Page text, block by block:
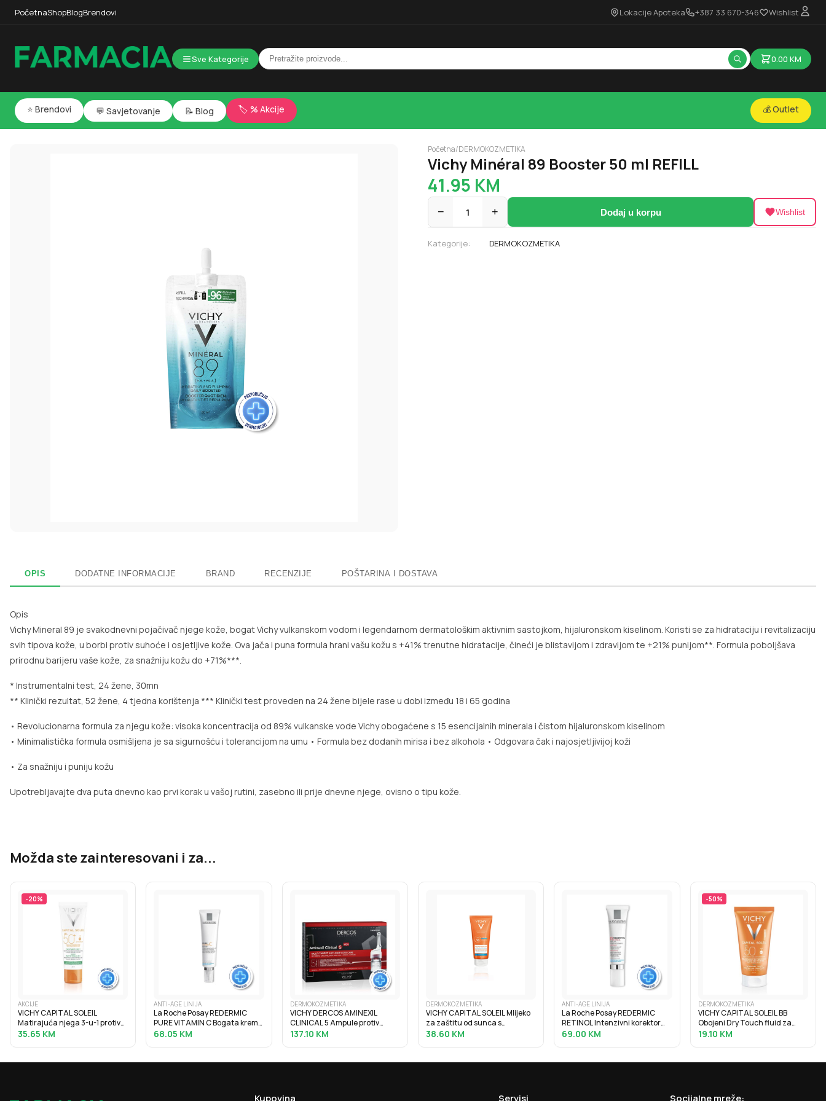
PočetnaShopBlogBrendovi Lokacije Apoteka +387 33 670-346 Wishlist
Sve Kategorije 0.00 KM
⭐ Brendovi 💬 Savjetovanje 📝 Blog 🏷️ % Akcije 💰 Outlet
Početna/DERMOKOZMETIKA
Vichy Minéral 89 Booster 50 ml REFILL
41.95 KM
− 1 + Dodaj u korpu Wishlist
Kategorije: DERMOKOZMETIKA
OPIS DODATNE INFORMACIJE BRAND RECENZIJE POŠTARINA I DOSTAVA
Opis
Vichy Mineral 89 je svakodnevni pojačivač njege kože, bogat Vichy vulkanskom vodom i legendarnom dermatološkim aktivnim sastojkom, hijaluronskom kiselinom. Koristi se za hidrataciju i revitalizaciju
svih tipova kože, u borbi protiv suhoće i osjetljive kože. Ova jača i puna formula hrani vašu kožu s +41% trenutne hidratacije, čineći je blistavijom i zdravijom te +21% punijom**. Formula poboljšava
prirodnu barijeru vaše kože, za snažniju kožu do +71%***.
* Instrumentalni test, 24 žene, 30mn
** Klinički rezultat, 52 žene, 4 tjedna korištenja *** Klinički test proveden na 24 žene bijele rase u dobi između 18 i 65 godina
• Revolucionarna formula za njegu kože: visoka koncentracija od 89% vulkanske vode Vichy obogaćene s 15 esencijalnih minerala i čistom hijaluronskom kiselinom
• Minimalistička formula osmišljena je sa sigurnošću i tolerancijom na umu • Formula bez dodanih mirisa i bez alkohola • Odgovara čak i najosjetljivijoj koži
• Za snažniju i puniju kožu
Upotrebljavajte dva puta dnevno kao prvi korak u vašoj rutini, zasebno ili prije dnevne njege, ovisno o tipu kože.
Možda ste zainteresovani i za...
-20%
AKCIJE
VICHY CAPITAL SOLEIL
Matirajuća njega 3-u-1 protiv
masnog sjaja SPF50+, 50 ml
35.65 KM
ANTI-AGE LINIJA
La Roche Posay REDERMIC
PURE VITAMIN C Bogata krema
za korekciju bora i punoću
68.05 KM
DERMOKOZMETIKA
VICHY DERCOS AMINEXIL
CLINICAL 5 Ampule protiv
ispadanja kose za muškarce
137.10 KM
DERMOKOZMETIKA
VICHY CAPITAL SOLEIL Mlijeko
za zaštitu od sunca s
hidratacijskom hijaluronskom
38.60 KM
ANTI-AGE LINIJA
La Roche Posay REDERMIC
RETINOL Intenzivni korektor
protiv bora za osjetljivu kožu
69.00 KM
-50%
DERMOKOZMETIKA
VICHY CAPITAL SOLEIL BB
Obojeni Dry Touch fluid za
zaštitu od sunca SPF50, 50 ml
19.10 KM